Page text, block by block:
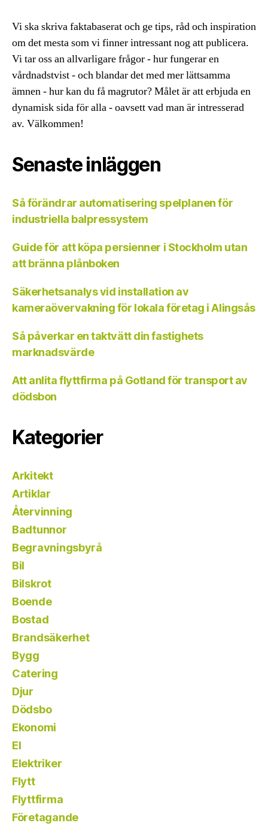
Vi ska skriva faktabaserat och ge tips, råd och inspiration
om det mesta som vi finner intressant nog att publicera.
Vi tar oss an allvarligare frågor - hur fungerar en
vårdnadstvist - och blandar det med mer lättsamma
ämnen - hur kan du få magrutor? Målet är att erbjuda en
dynamisk sida för alla - oavsett vad man är intresserad
av. Välkommen!
Senaste inläggen
Så förändrar automatisering spelplanen för
industriella balpressystem
Guide för att köpa persienner i Stockholm utan
att bränna plånboken
Säkerhetsanalys vid installation av
kameraövervakning för lokala företag i Alingsås
Så påverkar en taktvätt din fastighets
marknadsvärde
Att anlita flyttfirma på Gotland för transport av
dödsbon
Kategorier
Arkitekt
Artiklar
Återvinning
Badtunnor
Begravningsbyrå
Bil
Bilskrot
Boende
Bostad
Brandsäkerhet
Bygg
Catering
Djur
Dödsbo
Ekonomi
El
Elektriker
Flytt
Flyttfirma
Företagande